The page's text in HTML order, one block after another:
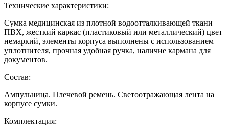
Технические характеристики:
Сумка медицинская из плотной водоотталкивающей ткани
ПВХ, жесткий каркас (пластиковый или металлический) цвет
немаркий, элементы корпуса выполнены с использованием
уплотнителя, прочная удобная ручка, наличие кармана для
документов.
Состав:
Ампульница. Плечевой ремень. Светоотражающая лента на
корпусе сумки.
Комплектация: